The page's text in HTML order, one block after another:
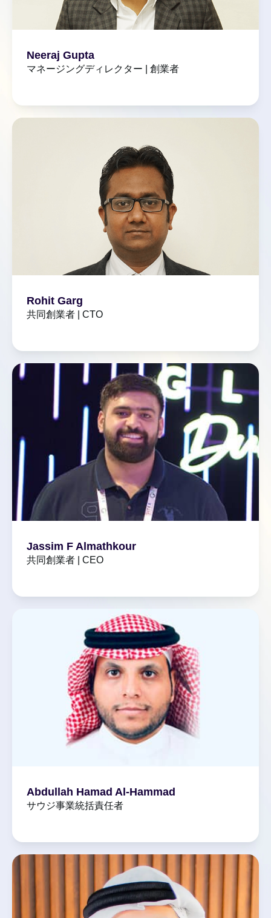
Neeraj Gupta
マネージングディレクター | 創業者
Rohit Garg
共同創業者 | CTO
Jassim F Almathkour
共同創業者 | CEO
Abdullah Hamad Al-Hammad
サウジ事業統括責任者